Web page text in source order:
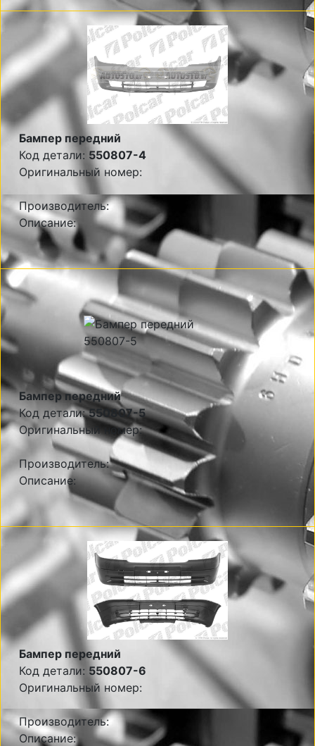
Бампер передний
Код детали: 550807-4
Оригинальный номер:
Производитель:
Описание:
Бампер передний
Код детали:550807-5
Оригинальный номер:
Производитель:
Описание:
Бампер передний
Код детали: 550807-6
Оригинальный номер:
Производитель:
Описание: